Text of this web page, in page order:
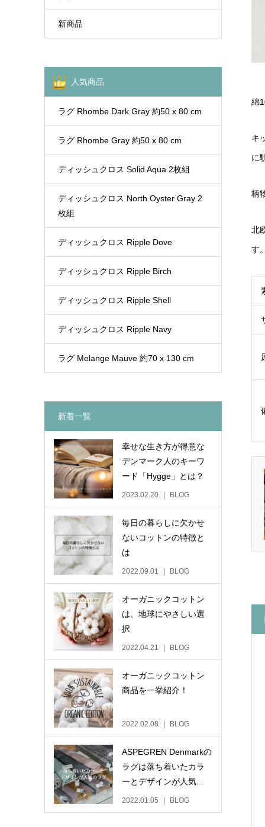
綿
キ
に
柄
北
す
新商品
人気商品
ラグ Rhombe Dark Gray 約50 x 80 cm
ラグ Rhombe Gray 約50 x 80 cm
ディッシュクロス Solid Aqua 2枚組
ディッシュクロス North Oyster Gray 2
枚組
ディッシュクロス Ripple Dove
ディッシュクロス Ripple Birch
ディッシュクロス Ripple Shell
ディッシュクロス Ripple Navy
ラグ Melange Mauve 約70 x 130 cm
新着一覧
幸せな生き方が得意な
デンマーク人のキーワ
ード「Hygge」とは？
2023.02.20 BLOG
毎日の暮らしに欠かせ
ないコットンの特徴と
は
2022.09.01 BLOG
オーガニックコットン
は、地球にやさしい選
択
2022.04.21 BLOG
オーガニックコットン
商品を一挙紹介！
2022.02.08 BLOG
ASPEGREN Denmarkの
ラグは落ち着いたカラ
ーとデザインが人気...
2022.01.05 BLOG